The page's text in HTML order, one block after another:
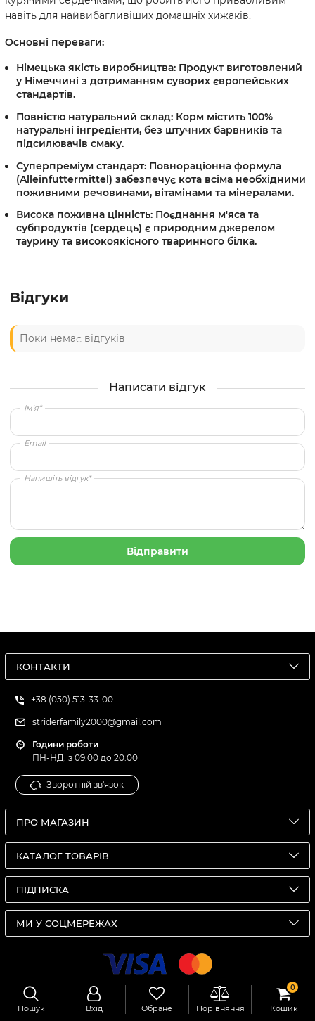
Пошук Вхід Обране Порівняння
0
Кошик
навіть для найвибагливіших домашніх хижаків.
Основні переваги:
Німецька якість виробництва: Продукт виготовлений
у Німеччині з дотриманням суворих європейських
стандартів.
Повністю натуральний склад: Корм містить 100%
натуральні інгредієнти, без штучних барвників та
підсилювачів смаку.
Суперпреміум стандарт: Повнораціонна формула
(Alleinfuttermittel) забезпечує кота всіма необхідними
поживними речовинами, вітамінами та мінералами.
Висока поживна цінність: Поєднання м'яса та
субпродуктів (сердець) є природним джерелом
таурину та високоякісного тваринного білка.
Відгуки
Поки немає відгуків
Написати відгук
Ім'я*
Email
Напишіть відгук*
КОНТАКТИ
+38 (050) 513-33-00
striderfamily2000@gmail.com
Години роботи
ПН-НД: з 09:00 до 20:00
Зворотній зв'язок
ПРО МАГАЗИН
КАТАЛОГ ТОВАРІВ
ПІДПИСКА
МИ У СОЦМЕРЕЖАХ
© Зоологічний універсальний інтернет-магазин
ZooStrider ©
2026